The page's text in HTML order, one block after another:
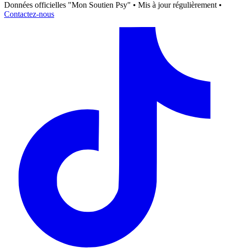
Données officielles "Mon Soutien Psy" • Mis à jour régulièrement •
Contactez-nous